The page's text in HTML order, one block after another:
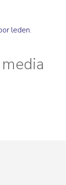
leden.